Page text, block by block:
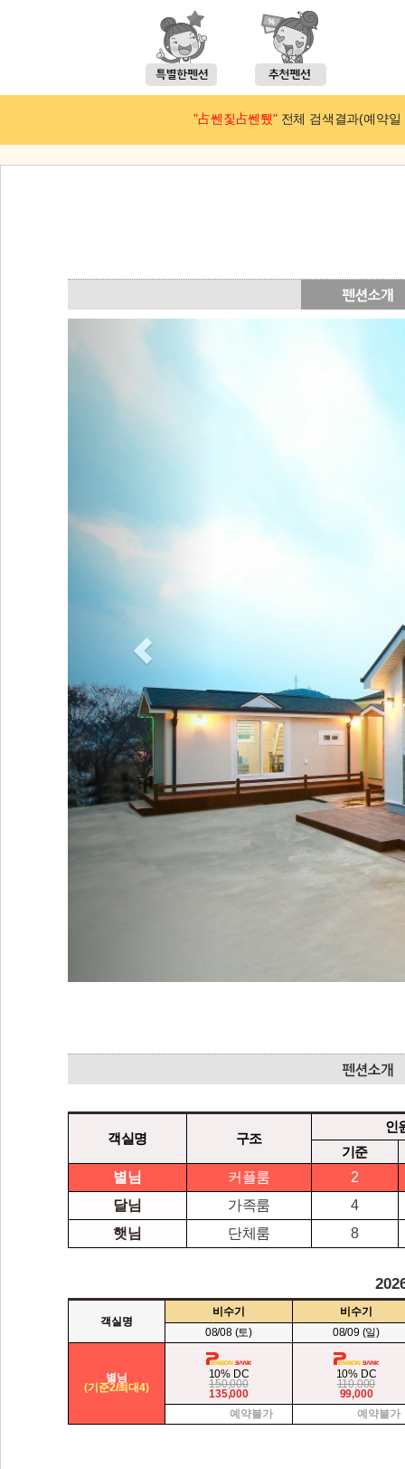
"占쎈짗占쎈퉸"전체 검색결과(예약일
객실명 구조
인
기준
별님
커플룸
2
달님
가족룸
4
햇님
단체룸 8